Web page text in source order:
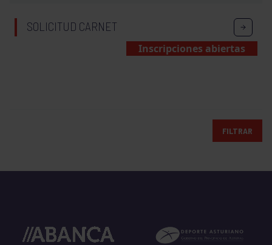
SOLICITUD CARNET
Inscripciones abiertas
FILTRAR